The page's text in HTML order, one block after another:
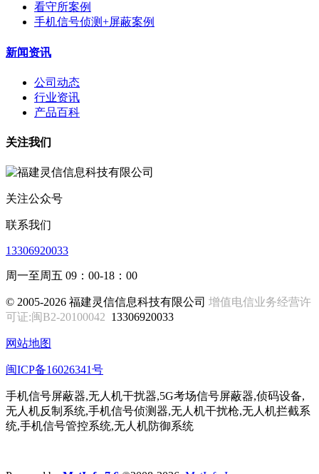
看守所案例
手机信号侦测+屏蔽案例
新闻资讯
公司动态
行业资讯
产品百科
关注我们
关注公众号
联系我们
13306920033
周一至周五 09：00-18：00
© 2005-2026 福建灵信信息科技有限公司 增值电信业务经营许
可证:闽B2-20100042 13306920033
网站地图
闽ICP备16026341号
手机信号屏蔽器,无人机干扰器,5G考场信号屏蔽器,侦码设备,
无人机反制系统,手机信号侦测器,无人机干扰枪,无人机拦截系
统,手机信号管控系统,无人机防御系统